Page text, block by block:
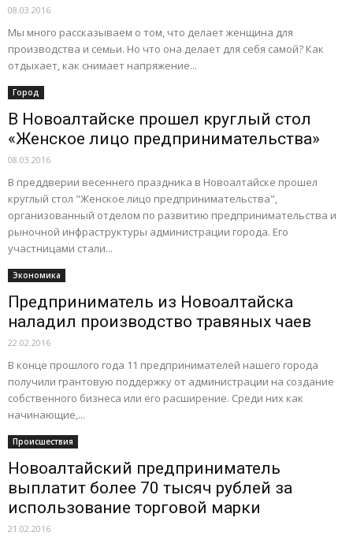
08.03.2016
Мы много рассказываем о том, что делает женщина для
производства и семьи. Но что она делает для себя самой? Как
отдыхает, как снимает напряжение...
Город
В Новоалтайске прошел круглый стол
«Женское лицо предпринимательства»
08.03.2016
В преддверии весеннего праздника в Новоалтайске прошел
круглый стол "Женское лицо предпринимательства",
организованный отделом по развитию предпринимательства и
рыночной инфраструктуры администрации города. Его
участницами стали...
Экономика
Предприниматель из Новоалтайска
наладил производство травяных чаев
22.02.2016
В конце прошлого года 11 предпринимателей нашего города
получили грантовую поддержку от администрации на создание
собственного бизнеса или его расширение. Среди них как
начинающие,...
Происшествия
Новоалтайский предприниматель
выплатит более 70 тысяч рублей за
использование торговой марки
21.02.2016